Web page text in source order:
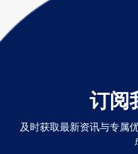
订阅
及时获取最新资讯与专属